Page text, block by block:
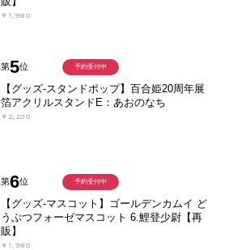
￥1,980
第5位
【グッズ-スタンドポップ】百合姫20周年展
箔アクリルスタンドE：あおのなち
￥2,200
予約受付中
第6位
【グッズ-マスコット】ゴールデンカムイ ど
うぶつフォーゼマスコット 6.鯉登少尉【再
販】
￥1,980
予約受付中